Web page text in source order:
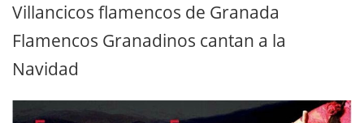
Villancicos flamencos de Granada
Flamencos Granadinos cantan a la
Navidad